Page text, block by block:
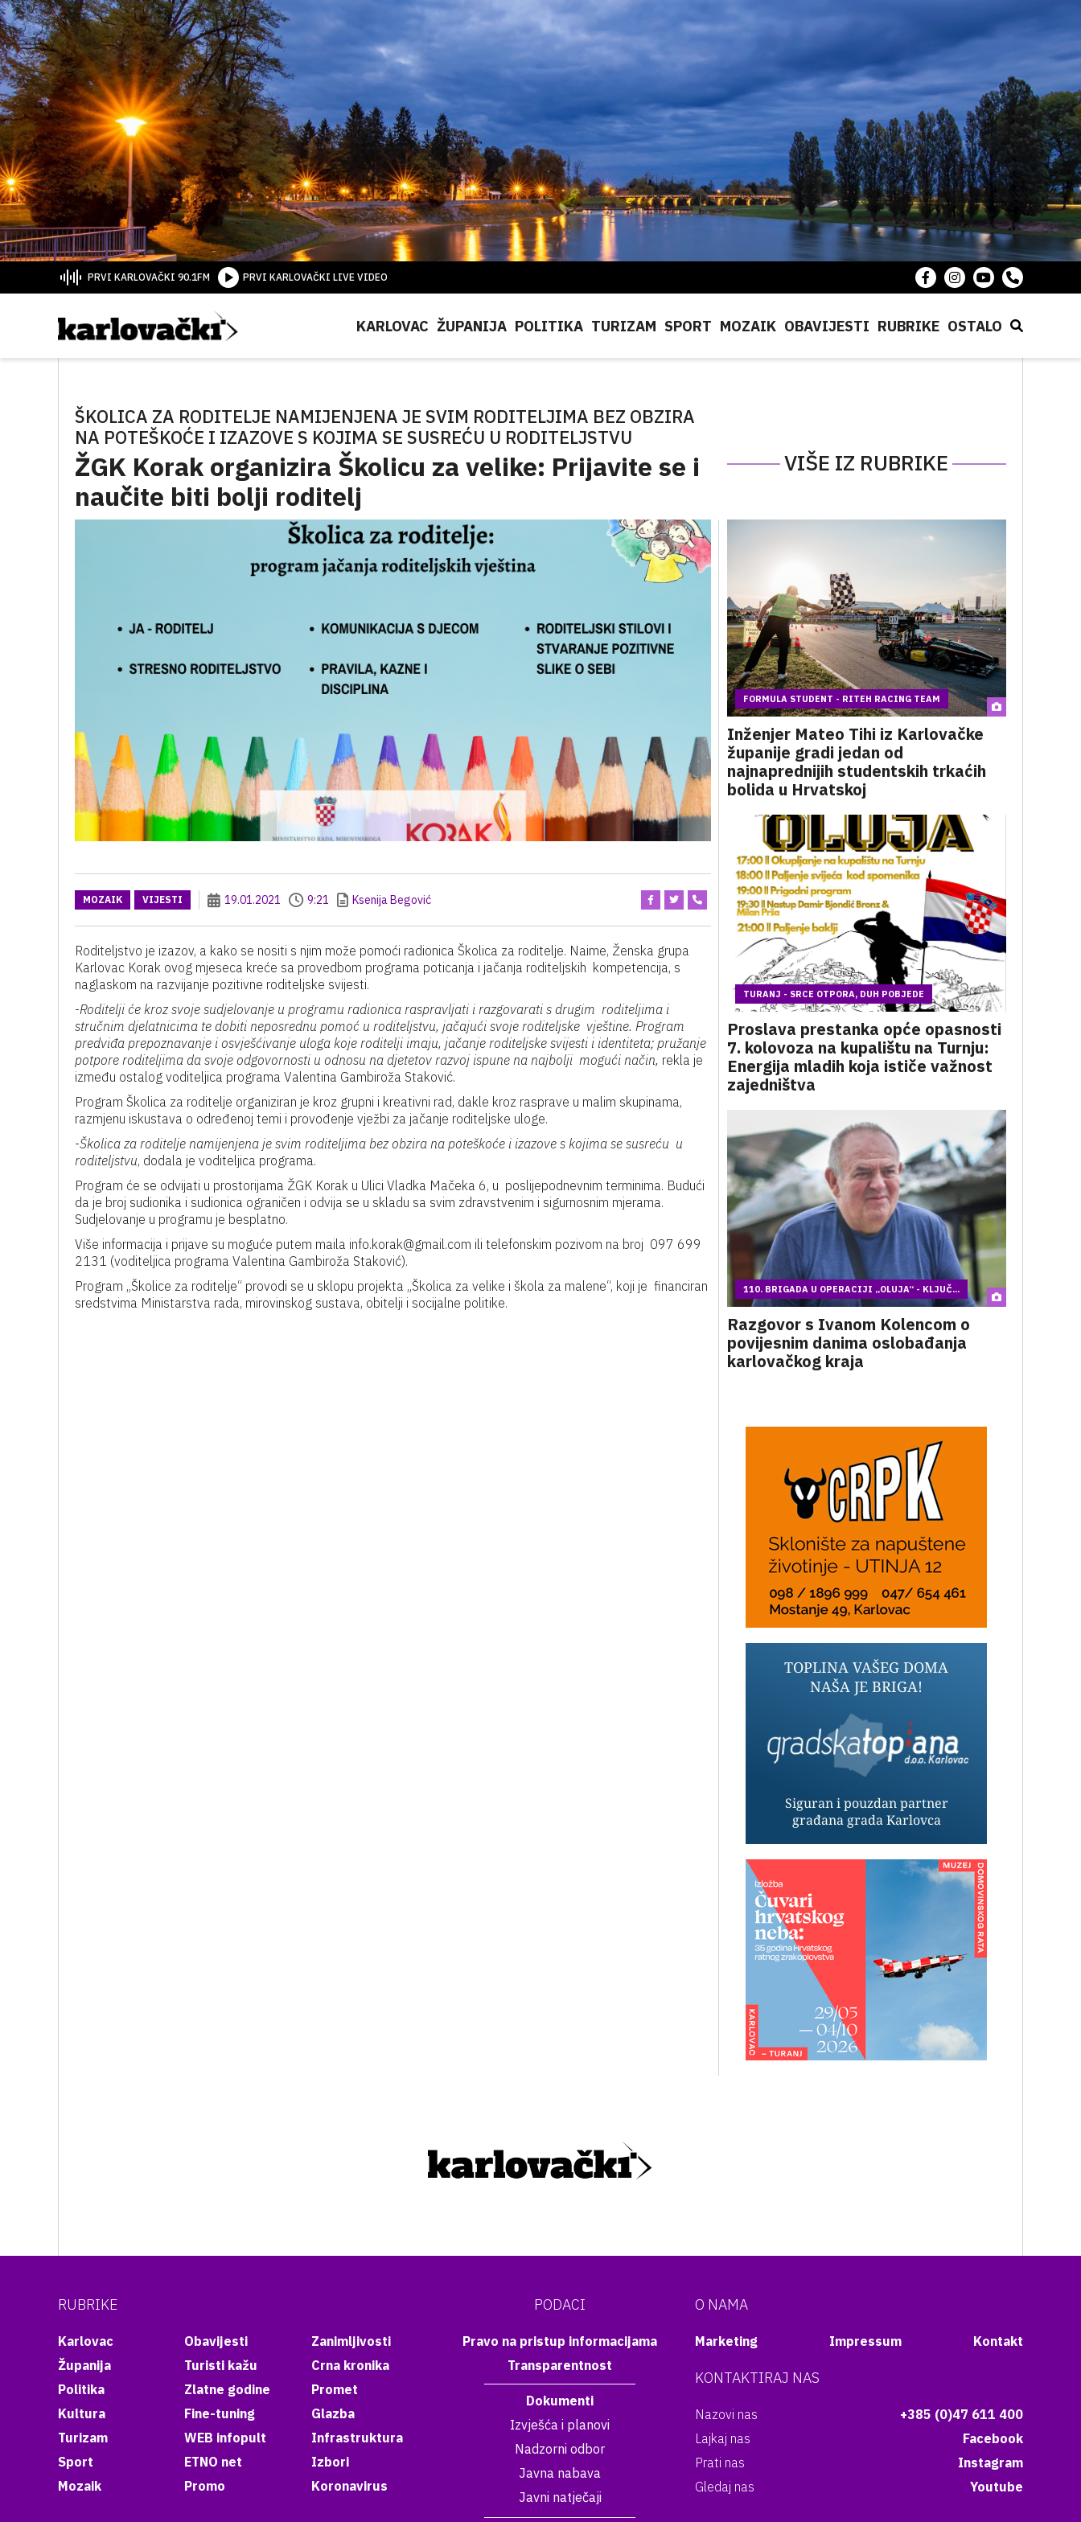
PRVI KARLOVAČKI 90.1FM PRVI KARLOVAČKI LIVE VIDEO
KARLOVAC ŽUPANIJA POLITIKA TURIZAM SPORT MOZAIK OBAVIJESTI RUBRIKE OSTALO
ŠKOLICA ZA RODITELJE NAMIJENJENA JE SVIM RODITELJIMA BEZ OBZIRA
NA POTEŠKOĆE I IZAZOVE S KOJIMA SE SUSREĆU U RODITELJSTVU
ŽGK Korak organizira Školicu za velike: Prijavite se i
naučite biti bolji roditelj
VIŠE IZ RUBRIKE
MOZAIK VIJESTI 19.01.2021 9:21 Ksenija Begović
Roditeljstvo je izazov, a kako se nositi s njim može pomoći radionica Školica za roditelje. Naime, Ženska grupa
Karlovac Korak ovog mjeseca kreće sa provedbom programa poticanja i jačanja roditeljskih kompetencija, s
naglaskom na razvijanje pozitivne roditeljske svijesti.
-Roditelji će kroz svoje sudjelovanje u programu radionica raspravljati i razgovarati s drugim roditeljima i
stručnim djelatnicima te dobiti neposrednu pomoć u roditeljstvu, jačajući svoje roditeljske vještine. Program
predviđa prepoznavanje i osvješćivanje uloga koje roditelji imaju, jačanje roditeljske svijesti i identiteta; pružanje
potpore roditeljima da svoje odgovornosti u odnosu na djetetov razvoj ispune na najbolji mogući način, rekla je
između ostalog voditeljica programa Valentina Gambiroža Staković.
Program Školica za roditelje organiziran je kroz grupni i kreativni rad, dakle kroz rasprave u malim skupinama,
razmjenu iskustava o određenoj temi i provođenje vježbi za jačanje roditeljske uloge.
-Školica za roditelje namijenjena je svim roditeljima bez obzira na poteškoće i izazove s kojima se susreću u
roditeljstvu, dodala je voditeljica programa.
Program će se odvijati u prostorijama ŽGK Korak u Ulici Vladka Mačeka 6, u poslijepodnevnim terminima. Budući
da je broj sudionika i sudionica ograničen i odvija se u skladu sa svim zdravstvenim i sigurnosnim mjerama.
Sudjelovanje u programu je besplatno.
Više informacija i prijave su moguće putem maila info.korak@gmail.com ili telefonskim pozivom na broj 097 699
2131 (voditeljica programa Valentina Gambiroža Staković).
Program „Školice za roditelje“ provodi se u sklopu projekta „Školica za velike i škola za malene“, koji je financiran
sredstvima Ministarstva rada, mirovinskog sustava, obitelji i socijalne politike.
FORMULA STUDENT - RITEH RACING TEAM
Inženjer Mateo Tihi iz Karlovačke
županije gradi jedan od
najnaprednijih studentskih trkaćih
bolida u Hrvatskoj
TURANJ - SRCE OTPORA, DUH POBJEDE
Proslava prestanka opće opasnosti
7. kolovoza na kupalištu na Turnju:
Energija mladih koja ističe važnost
zajedništva
110. BRIGADA U OPERACIJI „OLUJA“ - KLJUČ...
Razgovor s Ivanom Kolencom o
povijesnim danima oslobađanja
karlovačkog kraja
RUBRIKE
Karlovac
Županija
Politika
Kultura
Turizam
Sport
Mozaik
Obavijesti
Turisti kažu
Zlatne godine
Fine-tuning
WEB infopult
ETNO net
Promo
Zanimljivosti
Crna kronika
Promet
Glazba
Infrastruktura
Izbori
Koronavirus
PODACI
Pravo na pristup informacijama
Transparentnost
Dokumenti
Izvješća i planovi
Nadzorni odbor
Javna nabava
Javni natječaji
O NAMA
Marketing Impressum Kontakt
KONTAKTIRAJ NAS
Nazovi nas
+385 (0)47 611 400
Lajkaj nas
Facebook
Prati nas
Instagram
Gledaj nas
Youtube